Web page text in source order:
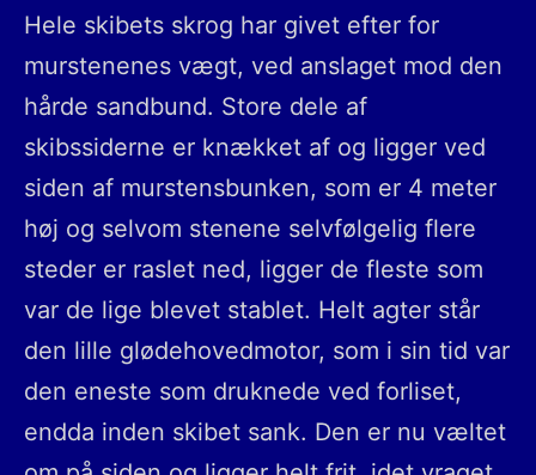
Hele skibets skrog har givet efter for
murstenenes vægt, ved anslaget mod den
hårde sandbund. Store dele af
skibssiderne er knækket af og ligger ved
siden af murstensbunken, som er 4 meter
høj og selvom stenene selvfølgelig flere
steder er raslet ned, ligger de fleste som
var de lige blevet stablet. Helt agter står
den lille glødehovedmotor, som i sin tid var
den eneste som druknede ved forliset,
endda inden skibet sank. Den er nu væltet